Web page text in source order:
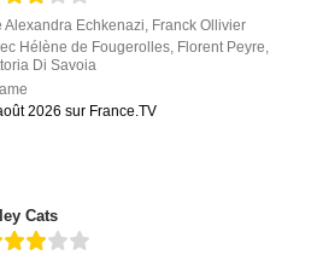
Alexandra Echkenazi, Franck Ollivier
Hélène de Fougerolles, Florent Peyre,
Di Savoia
2026 sur France.TV
Cats